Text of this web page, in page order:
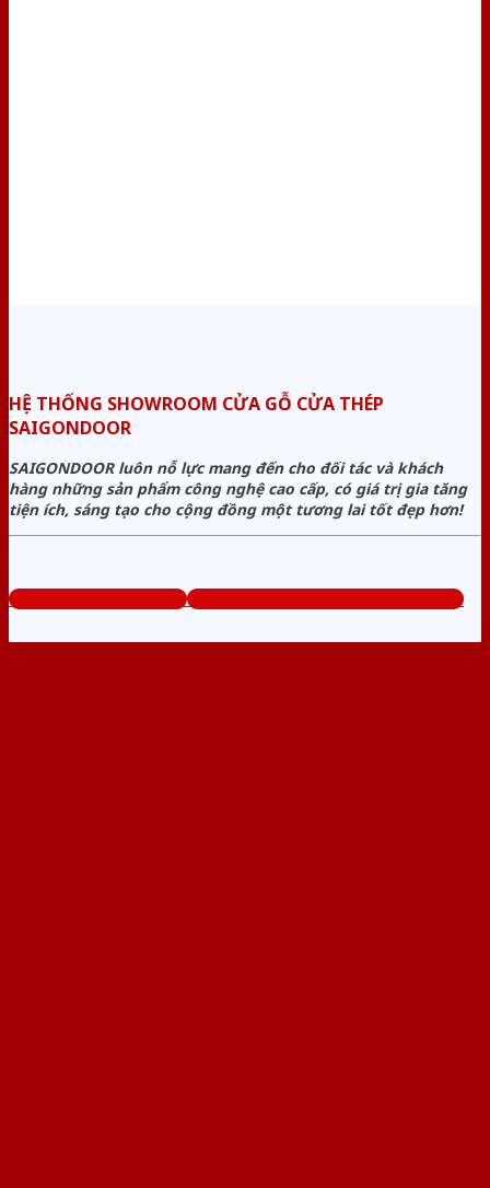
HỆ THỐNG SHOWROOM CỬA GỖ CỬA THÉP
SAIGONDOOR
SAIGONDOOR luôn nỗ lực mang đến cho đối tác và khách
hàng những sản phẩm công nghệ cao cấp, có giá trị gia tăng
tiện ích, sáng tạo cho cộng đồng một tương lai tốt đẹp hơn!
www.cuagocuathep.com Tổng đài tư vấn miễn phí: 0824.400.400